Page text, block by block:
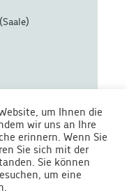
um Ihnen die
wir uns an Ihre
erinnern. Wenn Sie
Sie sich mit der
Sie können
um eine